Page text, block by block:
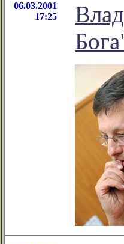
06.03.2001
17:25